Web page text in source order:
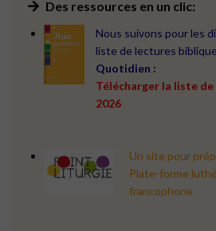
Des ressources en un clic:
Nous suivons pour les
liste de lectures
Quotidien :
Télécharger la liste
2026
Un site pour
Plate-forme
francophone